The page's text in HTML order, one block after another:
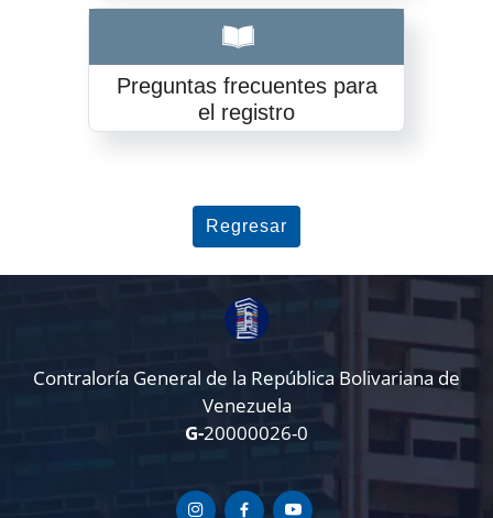
Preguntas frecuentes para
el registro
Regresar
Contraloría General de la República Bolivariana de
Venezuela
G-20000026-0